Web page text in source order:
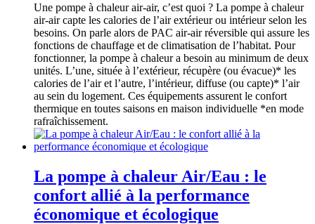
Une pompe à chaleur air-air, c’est quoi ? La pompe à chaleur
air-air capte les calories de l’air extérieur ou intérieur selon les
besoins. On parle alors de PAC air-air réversible qui assure les
fonctions de chauffage et de climatisation de l’habitat. Pour
fonctionner, la pompe à chaleur a besoin au minimum de deux
unités. L’une, située à l’extérieur, récupère (ou évacue)* les
calories de l’air et l’autre, l’intérieur, diffuse (ou capte)* l’air
au sein du logement. Ces équipements assurent le confort
thermique en toutes saisons en maison individuelle *en mode
rafraîchissement.
La pompe à chaleur Air/Eau : le
confort allié à la performance
économique et écologique